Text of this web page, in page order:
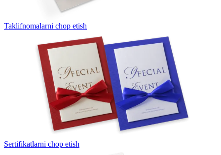
Taklifnomalarni chop etish
Sertifikatlarni chop etish